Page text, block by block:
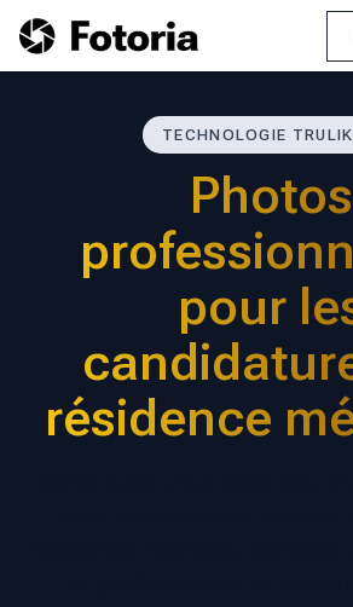
TECHNOLOGIE
Photos
pour
résidence